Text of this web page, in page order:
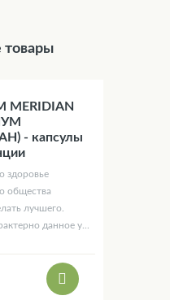
MERIDIAN
- капсулы
здоровье
общества
лучшего.
данное у...